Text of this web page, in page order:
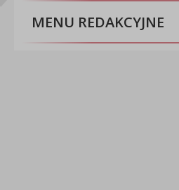
MENU REDAKCYJNE